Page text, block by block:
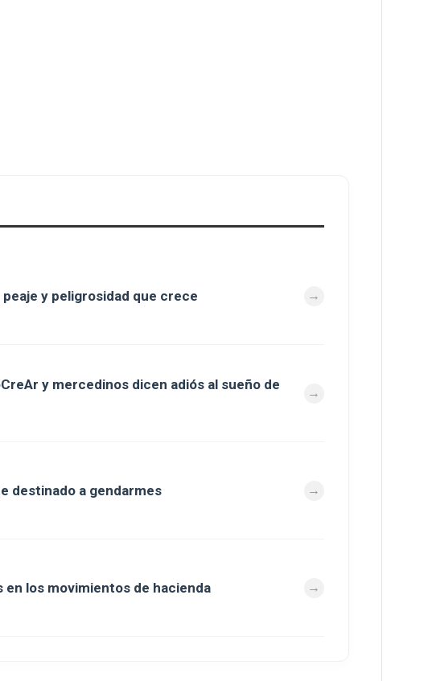
y peligrosidad que crece
y mercedinos dicen adiós al sueño de
destinado a gendarmes
los movimientos de hacienda